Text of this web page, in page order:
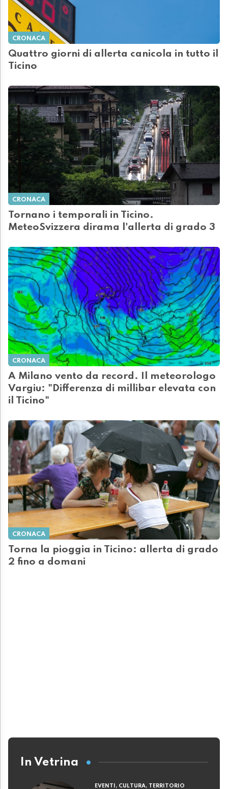
CRONACA
Quattro giorni di allerta canicola in tutto il
Ticino
CRONACA
Tornano i temporali in Ticino.
MeteoSvizzera dirama l'allerta di grado 3
CRONACA
A Milano vento da record. Il meteorologo
Vargiu: "Differenza di millibar elevata con
il Ticino"
CRONACA
Torna la pioggia in Ticino: allerta di grado
2 fino a domani
In Vetrina
EVENTI, CULTURA, TERRITORIO